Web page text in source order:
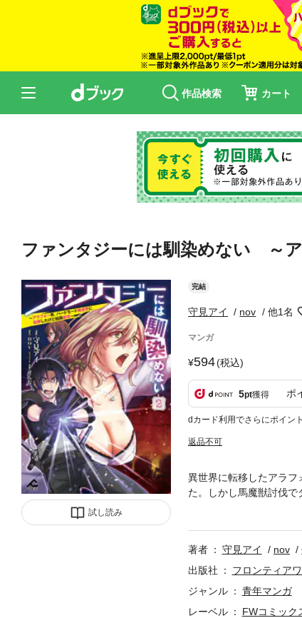
作品検索 カート
ファンタジーには馴染めない ～
試し読み
完結
守見アイ nov 他1名
マンガ
594(税込)
5pt獲得 ポ
dカード利用でさらにポイン
返品不可
異世界に転移したアラフ
た。しかし馬魔獣討伐
れ、領主から魔具探索
著者 守見アイ nov
出版社
フロンティア
ジャンル
青年マンガ
レーベル
FWコミック